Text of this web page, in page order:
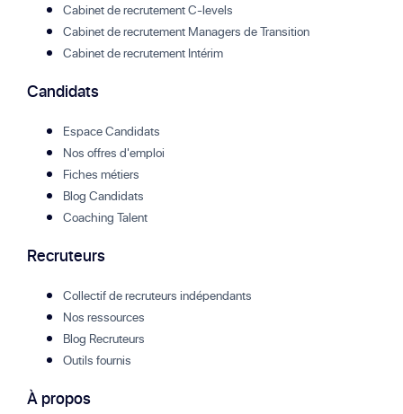
Cabinet de recrutement C-levels
Cabinet de recrutement Managers de Transition
Cabinet de recrutement Intérim
Candidats
Espace Candidats
Nos offres d'emploi
Fiches métiers
Blog Candidats
Coaching Talent
Recruteurs
Collectif de recruteurs indépendants
Nos ressources
Blog Recruteurs
Outils fournis
À propos